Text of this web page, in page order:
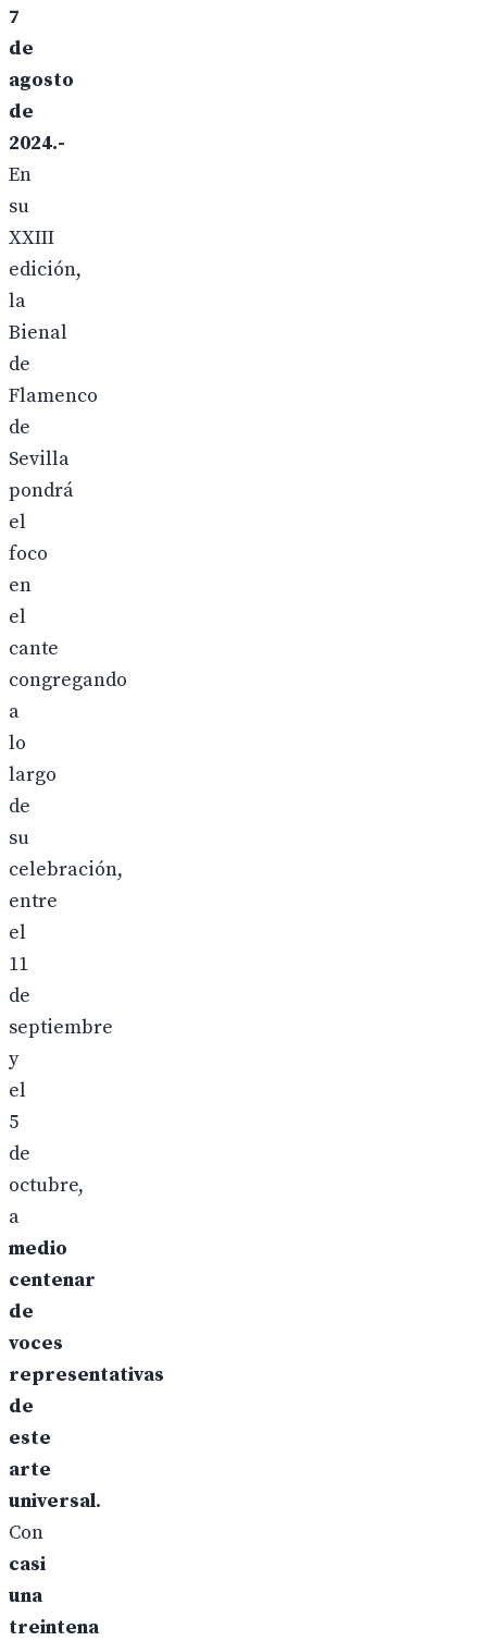
7
de
agosto
de
2024.-
En
su
XXIII
edición,
la
Bienal
de
Flamenco
de
Sevilla
pondrá
el
foco
en
el
cante
congregando
a
lo
largo
de
su
celebración,
entre
el
11
de
septiembre
y
el
5
de
octubre,
a
medio
centenar
de
voces
representativas
de
este
arte
universal.
Con
casi
una
treintena